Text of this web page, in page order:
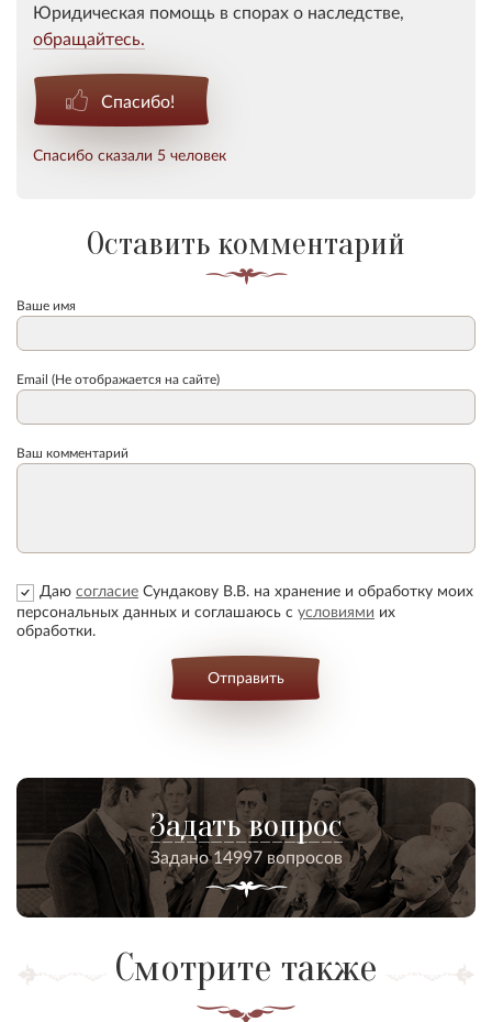
Юридическая помощь в спорах о наследстве,
обращайтесь.
Спасибо!
Спасибо сказали 5 человек
Оставить комментарий
Ваше имя
Email (Не отображается на сайте)
Ваш комментарий
Даю согласие Сундакову В.В. на хранение и обработку моих
персональных данных и соглашаюсь с условиями их
обработки.
Отправить
Задать вопрос
Задано 14997 вопросов
Смотрите также